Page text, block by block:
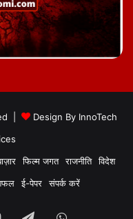
| Design By InnoTech
फिल्म जगत राजनीति
विदेश
ई-पेपर संपर्क करें